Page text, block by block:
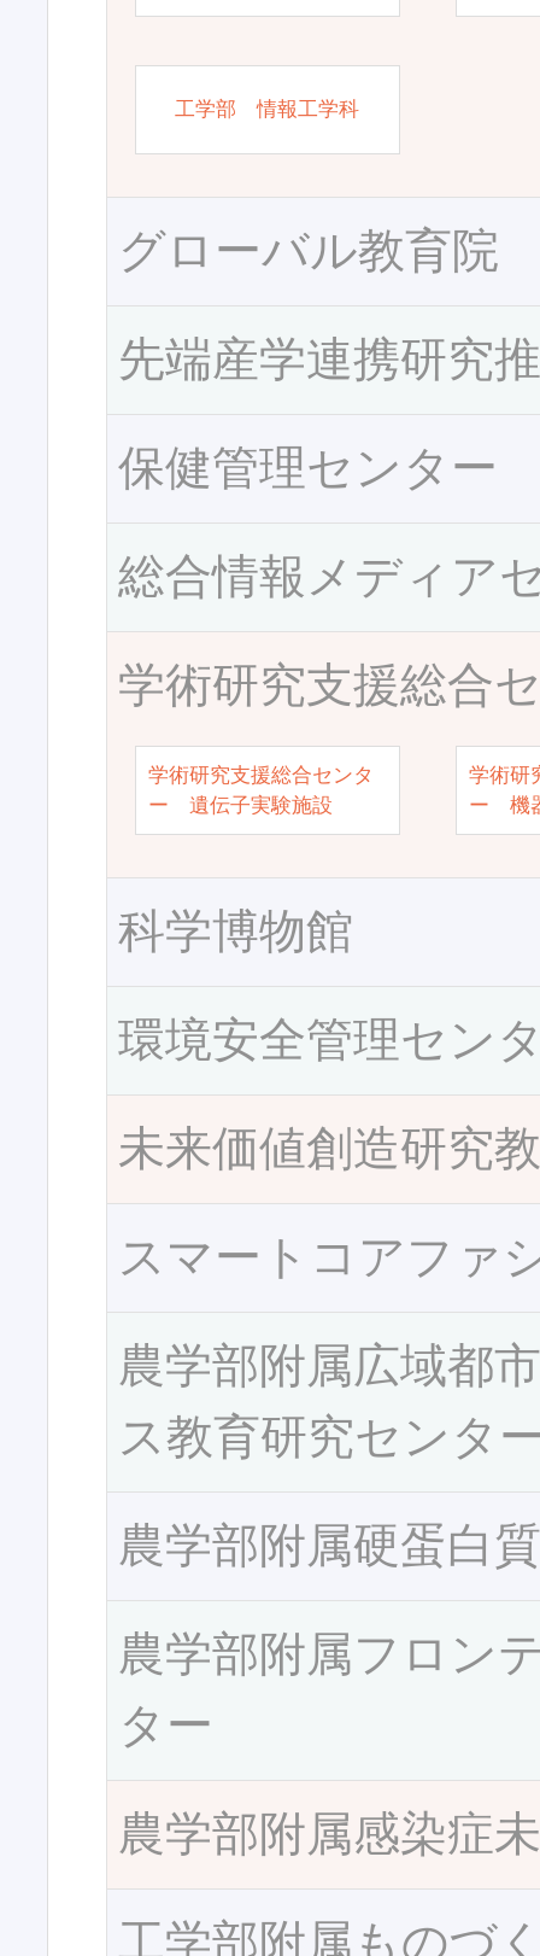
工学部 情報工学科
グローバル教育院
先端産学連携研究
保健管理センター
総合情報メディア
学術研究支援総合
学術研究支援総合センタ
ー 遺伝子実験施設
学術研
ー 機
科学博物館
環境安全管理セン
未来価値創造研究
スマートコアファ
農学部附属広域都
ス教育研究センタ
農学部附属硬蛋白
農学部附属フロン
ター
農学部附属感染症
工学部附属ものづ